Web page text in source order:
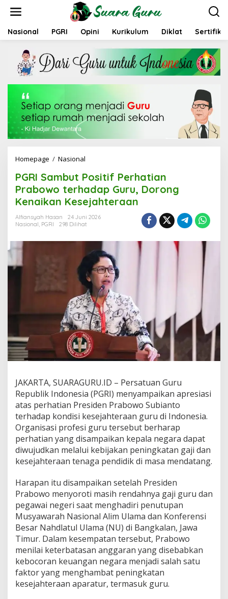
t
Nasional PGRI Opini Kurikulum Diklat
Homepage / Nasional
R
I
S
a
m
b
t
P
i
t
i
f
P
e
r
h
a
t
a
P
r
a
b
o
w
o
t
r
h
a
d
a
p
G
r
u
,
D
PGRI Sambut Positif Perhatian
Prabowo terhadap Guru, Dorong
Kenaikan Kesejahteraan
Alfiansyah Hasan
24 Juni 2026
Nasional, PGRI 298 Dilihat
JAKARTA, SUARAGURU.ID – Persatuan Guru
Republik Indonesia (PGRI) menyampaikan apresiasi
atas perhatian Presiden Prabowo Subianto
terhadap kondisi kesejahteraan guru di Indonesia.
Organisasi profesi guru tersebut berharap
perhatian yang disampaikan kepala negara dapat
diwujudkan melalui kebijakan peningkatan gaji dan
kesejahteraan tenaga pendidik di masa mendatang.
Harapan itu disampaikan setelah Presiden
Prabowo menyoroti masih rendahnya gaji guru dan
pegawai negeri saat menghadiri penutupan
Musyawarah Nasional Alim Ulama dan Konferensi
Besar Nahdlatul Ulama (NU) di Bangkalan, Jawa
Timur. Dalam kesempatan tersebut, Prabowo
menilai keterbatasan anggaran yang disebabkan
kebocoran keuangan negara menjadi salah satu
faktor yang menghambat peningkatan
kesejahteraan aparatur, termasuk guru.